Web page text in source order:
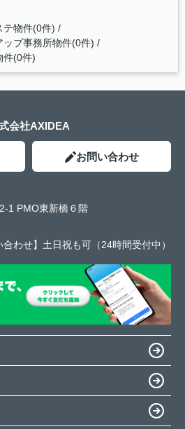
テ物件(0件)
プ事務所物件(0件)
件(0件)
会社AXIDEA
お問い合わせ
1 PMO東新橋６階
わせ】土日祝も可（24時間受付中）